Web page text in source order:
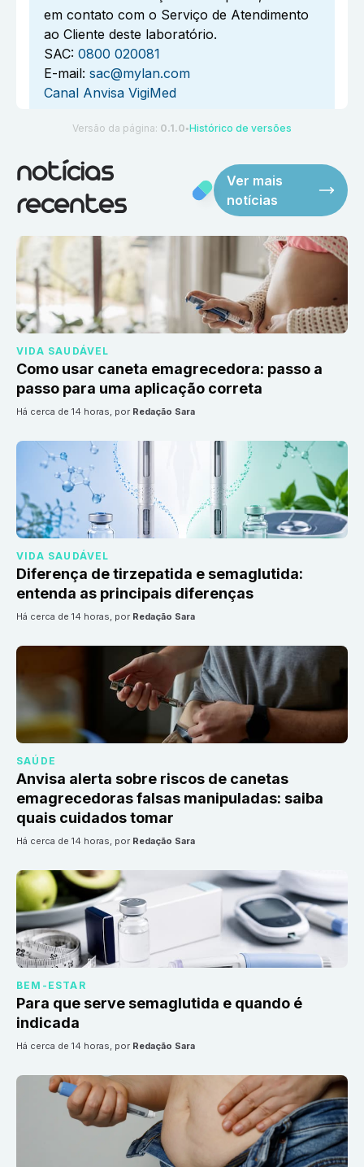
em contato com o Serviço de Atendimento
ao Cliente deste laboratório.
SAC: 0800 020081
E-mail: sac@mylan.com
Canal Anvisa VigiMed
Versão da página: 0.1.0 ●Histórico de versões
notícias
recentes
Ver mais
notícias
VIDA SAUDÁVEL
Como usar caneta emagrecedora: passo a
passo para uma aplicação correta
há cerca de 14 horas, por Redação Sara
VIDA SAUDÁVEL
Diferença de tirzepatida e semaglutida:
entenda as principais diferenças
há cerca de 14 horas, por Redação Sara
SAÚDE
Anvisa alerta sobre riscos de canetas
emagrecedoras falsas manipuladas: saiba
quais cuidados tomar
há cerca de 14 horas, por Redação Sara
BEM-ESTAR
Para que serve semaglutida e quando é
indicada
há cerca de 14 horas, por Redação Sara